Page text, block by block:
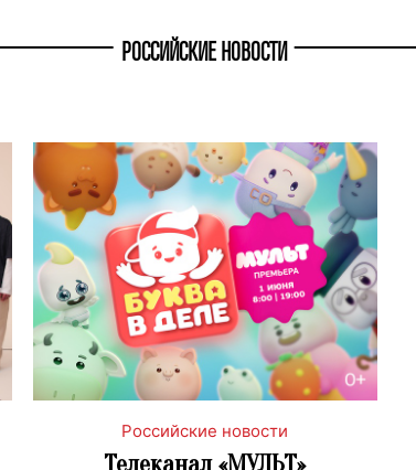
РОССИЙСКИЕ НОВОСТИ
Российские новости
Телеканал «МУЛЬТ»